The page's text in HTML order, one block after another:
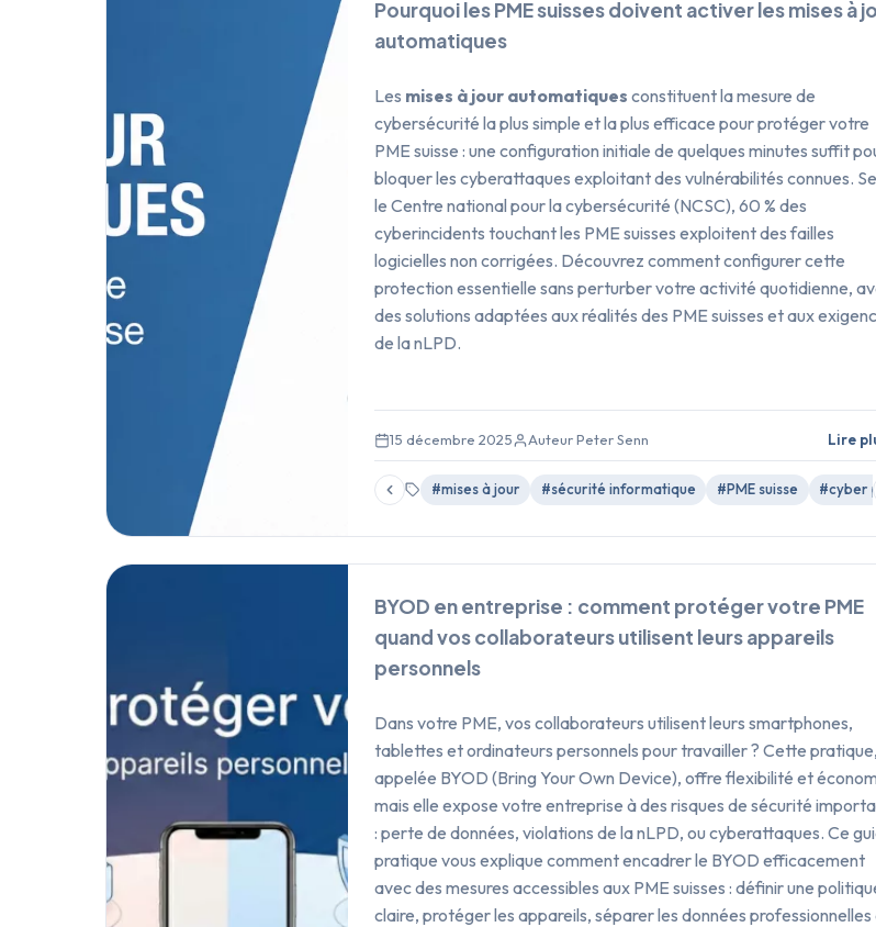
Pourquoi les PME suisses doivent activer les mises à
automatiques
Les mises à jour automatiques constituent la mesure de
cybersécurité la plus simple et la plus efficace pour protéger votre
PME suisse : une configuration initiale de quelques minutes suffit
bloquer les cyberattaques exploitant des vulnérabilités connues.
le Centre national pour la cybersécurité (NCSC), 60 % des
cyberincidents touchant les PME suisses exploitent des failles
logicielles non corrigées. Découvrez comment configurer cette
protection essentielle sans perturber votre activité quotidienne,
des solutions adaptées aux réalités des PME suisses et aux
de la nLPD.
15 décembre 2025 Auteur Peter Senn Lire
#mises à jour #sécurité informatique #PME suisse #cyber
BYOD en entreprise : comment protéger votre PME
quand vos collaborateurs utilisent leurs appareils
personnels
Dans votre PME, vos collaborateurs utilisent leurs smartphones,
tablettes et ordinateurs personnels pour travailler ? Cette pratique,
appelée BYOD (Bring Your Own Device), offre flexibilité et
mais elle expose votre entreprise à des risques de sécurité
: perte de données, violations de la nLPD, ou cyberattaques. Ce
pratique vous explique comment encadrer le BYOD efficacement
avec des mesures accessibles aux PME suisses : définir une
claire, protéger les appareils, séparer les données